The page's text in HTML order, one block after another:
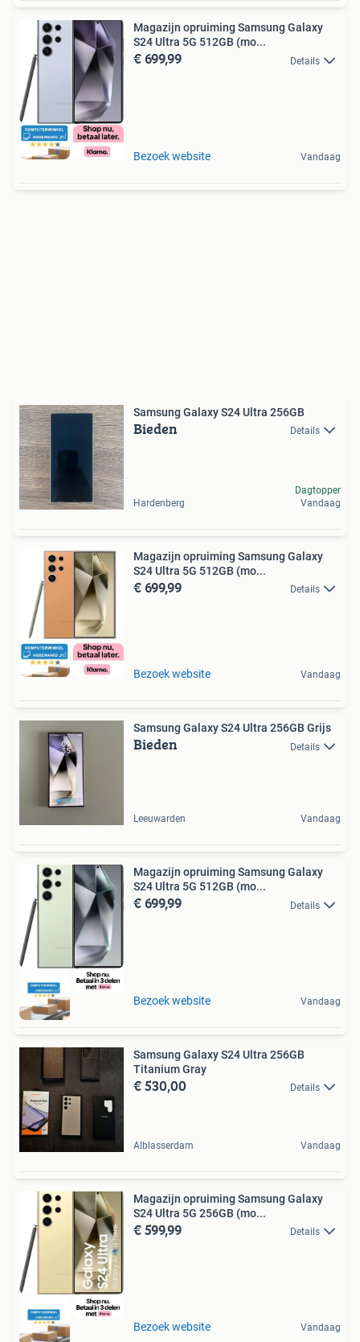
Magazijn opruiming Samsung Galaxy
S24 Ultra 5G 512GB (mo...
€ 699,99 Details
Bezoek website Vandaag
Samsung Galaxy S24 Ultra 256GB
Bieden Details
Hardenberg
Dagtopper
Vandaag
Magazijn opruiming Samsung Galaxy
S24 Ultra 5G 512GB (mo...
€ 699,99 Details
Bezoek website Vandaag
Samsung Galaxy S24 Ultra 256GB Grijs
Bieden Details
Leeuwarden Vandaag
Magazijn opruiming Samsung Galaxy
S24 Ultra 5G 512GB (mo...
€ 699,99 Details
Bezoek website Vandaag
Samsung Galaxy S24 Ultra 256GB
Titanium Gray
€ 530,00 Details
Alblasserdam Vandaag
Magazijn opruiming Samsung Galaxy
S24 Ultra 5G 256GB (mo...
€ 599,99 Details
Bezoek website Vandaag